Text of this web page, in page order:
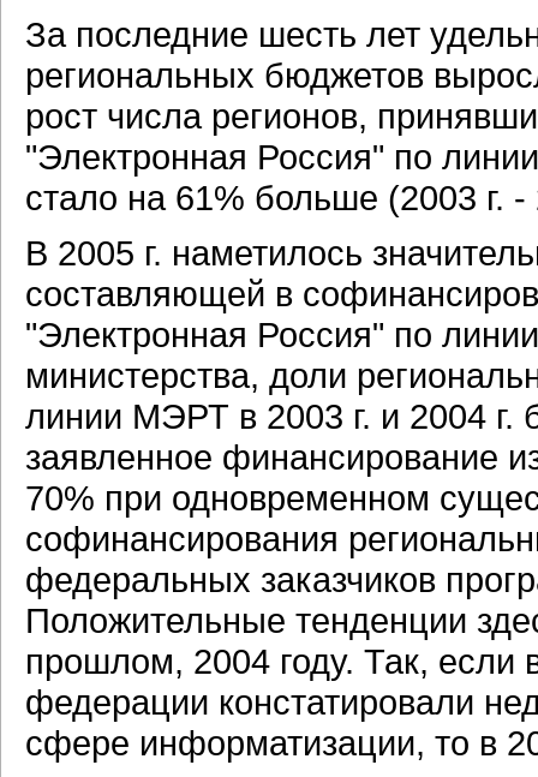
За последние шесть лет
региональных бюджетов
рост числа регионов,
"Электронная Россия" по
стало на 61% больше (2003 г. -
В 2005 г. наметилось
составляющей в
"Электронная Россия" по
министерства, доли
линии МЭРТ в 2003 г. и 2004 г.
заявленное финансирование
70% при одновременном
софинансирования
федеральных заказчиков
Положительные тенденции
прошлом, 2004 году. Так, если
федерации констатировали
сфере информатизации, то в